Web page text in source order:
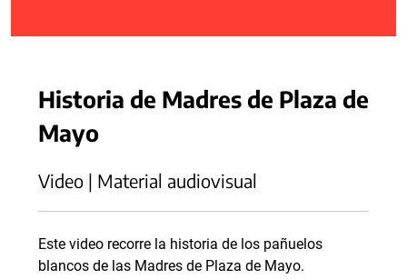
Historia de Madres de Plaza de
Mayo
Video | Material audiovisual
Este video recorre la historia de los pañuelos
blancos de las Madres de Plaza de Mayo.